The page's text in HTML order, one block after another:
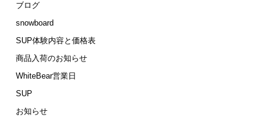
ブログ
snowboard
SUP体験内容と価格表
商品入荷のお知らせ
WhiteBear営業日
SUP
お知らせ